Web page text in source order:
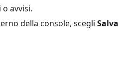
avvisi.
della console, scegli Salva